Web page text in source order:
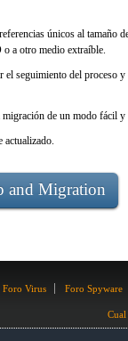
únicos al tamaño
a otro medio extraíble.
seguimiento del proceso
de un modo fácil y
actualizado.
and Migration
Foro Virus Foro Spyware